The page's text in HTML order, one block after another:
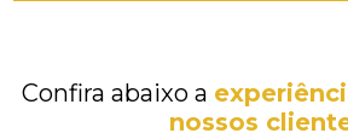
Confira abaixo a
nossos